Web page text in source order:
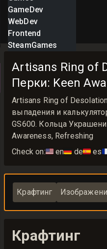
GameDev
WebDev
Frontend
SteamGames
Artisans Ring of
Перки: Keen
Artisans Ring of
выпадения и
GS600. Кольца
Awareness, Refreshing
Check on:🇺🇸 en🇩🇪 de🇪🇸 es
Крафтинг
Крафтинг